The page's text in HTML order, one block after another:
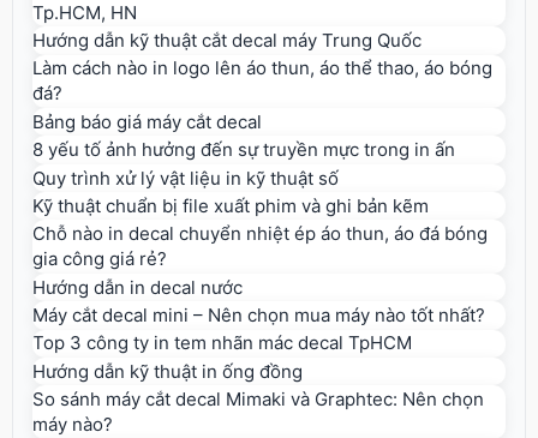
Tp.HCM, HN
Hướng dẫn kỹ thuật cắt decal máy Trung Quốc
Làm cách nào in logo lên áo thun, áo thể thao, áo bóng
đá?
Bảng báo giá máy cắt decal
8 yếu tố ảnh hưởng đến sự truyền mực trong in ấn
Quy trình xử lý vật liệu in kỹ thuật số
Kỹ thuật chuẩn bị file xuất phim và ghi bản kẽm
Chỗ nào in decal chuyển nhiệt ép áo thun, áo đá bóng
gia công giá rẻ?
Hướng dẫn in decal nước
Máy cắt decal mini – Nên chọn mua máy nào tốt nhất?
Top 3 công ty in tem nhãn mác decal TpHCM
Hướng dẫn kỹ thuật in ống đồng
So sánh máy cắt decal Mimaki và Graphtec: Nên chọn
máy nào?